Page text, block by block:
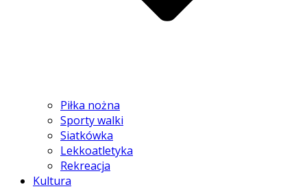
Piłka nożna
Sporty walki
Siatkówka
Lekkoatletyka
Rekreacja
Kultura